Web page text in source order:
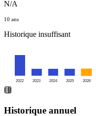
N/A
10 ans
Historique insuffisant
2022 2023 2024 2025 2026
Historique annuel